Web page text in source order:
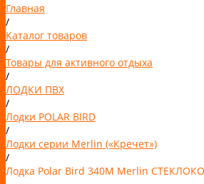
Главная
/
Каталог товаров
/
Товары для активного отдыха
/
ЛОДКИ ПВХ
/
Лодки POLAR BIRD
/
Лодки серии Merlin («Кречет»)
/
Лодка Polar Bird 340M Merlin